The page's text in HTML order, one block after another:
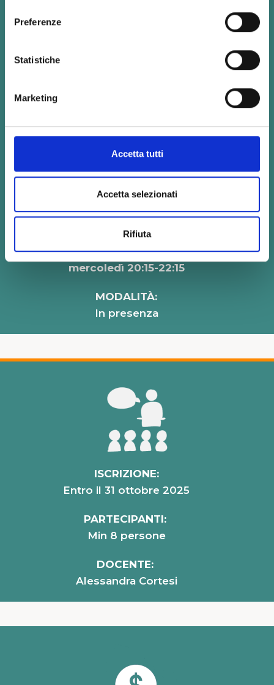
Preferenze
Statistiche
Marketing
Accetta tutti
Accetta selezionati
Rifiuta
“Io, nessuno, centomila” Giocare, creare,
5-12-19-26 novembre 2-10-17 dicembre
14-21-28 gennaio 2026
ORARIO:
mercoledì 20:15-22:15
MODALITÀ:
In presenza
ISCRIZIONE:
Entro il 31 ottobre 2025
PARTECIPANTI:
Min 8 persone
DOCENTE:
Alessandra Cortesi